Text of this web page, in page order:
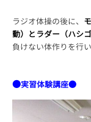
ラジオ体操の後に、
動）とラダー（ハシ
負けない体作りを行
●実習体験講座●